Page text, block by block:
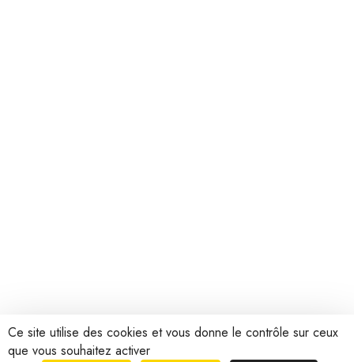
Ce site utilise des cookies et vous donne le contrôle sur ceux
que vous souhaitez activer